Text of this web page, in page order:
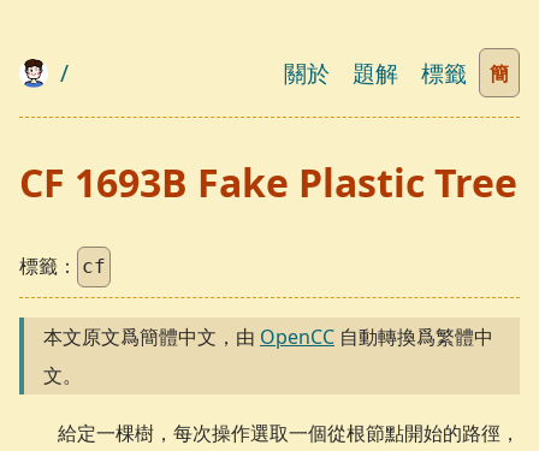
/ 關於 題解 標籤 簡
CF 1693B Fake Plastic Tree
標籤： cf
本文原文爲簡體中文，由 OpenCC 自動轉換爲繁體中
文。
給定一棵樹，每次操作選取一個從根節點開始的路徑，